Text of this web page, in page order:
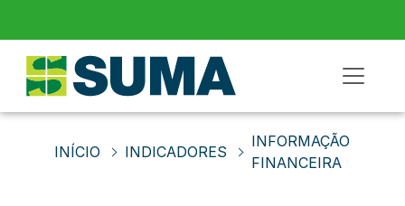
INÍCIO INDICADORES
INFORMAÇÃO
FINANCEIRA